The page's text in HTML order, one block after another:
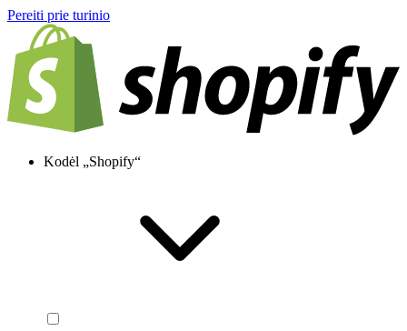
Pereiti prie turinio
Kodėl „Shopify“